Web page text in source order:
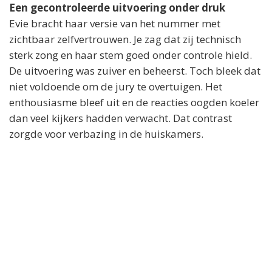
Een gecontroleerde uitvoering onder druk
Evie bracht haar versie van het nummer met
zichtbaar zelfvertrouwen. Je zag dat zij technisch
sterk zong en haar stem goed onder controle hield.
De uitvoering was zuiver en beheerst. Toch bleek dat
niet voldoende om de jury te overtuigen. Het
enthousiasme bleef uit en de reacties oogden koeler
dan veel kijkers hadden verwacht. Dat contrast
zorgde voor verbazing in de huiskamers.